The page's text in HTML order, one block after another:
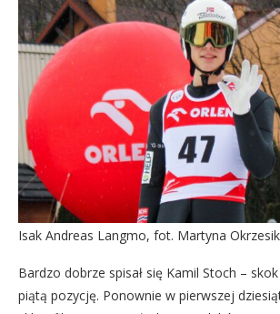
Isak Andreas Langmo, fot. Martyna Okrzesik
Bardzo dobrze spisał się Kamil Stoch –
piątą pozycję. Ponownie w pierwszej